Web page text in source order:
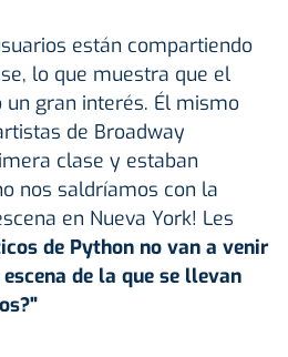
están compartiendo
lo que muestra que el
gran interés. Él mismo
de Broadway
clase y estaban
nos saldríamos con la
en Nueva York! Les
de Python no van a venir
de la que se llevan